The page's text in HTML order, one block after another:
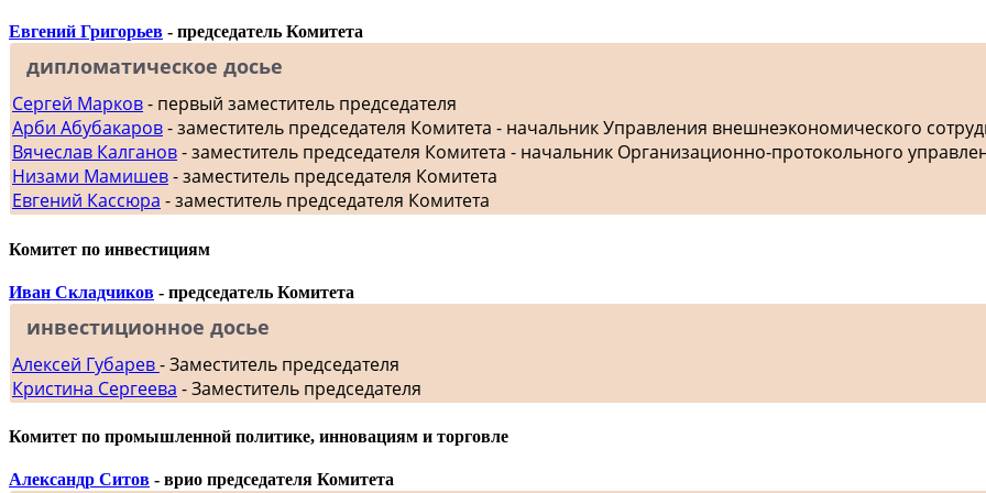
Евгений Григорьев - председатель Комитета
дипломатическое досье
Сергей Марков- первый заместитель председателя
Арби Абубакаров- заместитель председателя Комитета - начальник Управления внешнеэкономического
Вячеслав Калганов- заместитель председателя Комитета - начальник Организационно-протокольного
Низами Мамишев- заместитель председателя Комитета
Евгений Кассюра - заместитель председателя Комитета
Комитет по инвестициям
Иван Складчиков - председатель Комитета
инвестиционное досье
Алексей Губарев- Заместитель председателя
Кристина Сергеева - Заместитель председателя
Комитет по промышленной политике, инновациям и торговле
Александр Ситов - врио председателя Комитета